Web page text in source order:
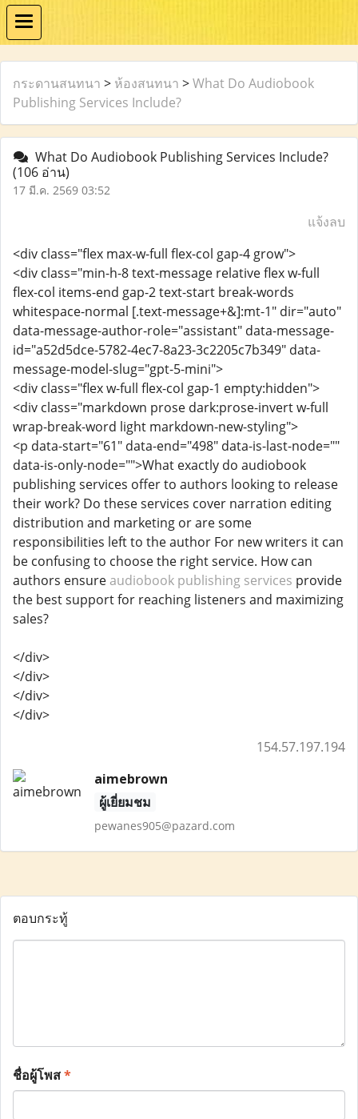
กระดานสนทนา > ห้องสนทนา >What Do Audiobook
Publishing Services Include?
What Do Audiobook Publishing Services Include?
(106 อ่าน)
17 มี.ค. 2569 03:52
แจ้งลบ
<div class="flex max-w-full flex-col gap-4 grow">
<div class="min-h-8 text-message relative flex w-full
flex-col items-end gap-2 text-start break-words
whitespace-normal [.text-message+&]:mt-1" dir="auto"
data-message-author-role="assistant" data-message-
id="a52d5dce-5782-4ec7-8a23-3c2205c7b349" data-
message-model-slug="gpt-5-mini">
<div class="flex w-full flex-col gap-1 empty:hidden">
<div class="markdown prose dark:prose-invert w-full
wrap-break-word light markdown-new-styling">
<p data-start="61" data-end="498" data-is-last-node=""
data-is-only-node="">What exactly do audiobook
publishing services offer to authors looking to release
their work? Do these services cover narration editing
distribution and marketing or are some
responsibilities left to the author For new writers it can
be confusing to choose the right service. How can
authors ensure audiobook publishing services provide
the best support for reaching listeners and maximizing
sales?
</div>
</div>
</div>
</div>
154.57.197.194
aimebrown
ผู้เยี่ยมชม
pewanes905@pazard.com
ตอบกระทู้
ชื่อผู้โพส*